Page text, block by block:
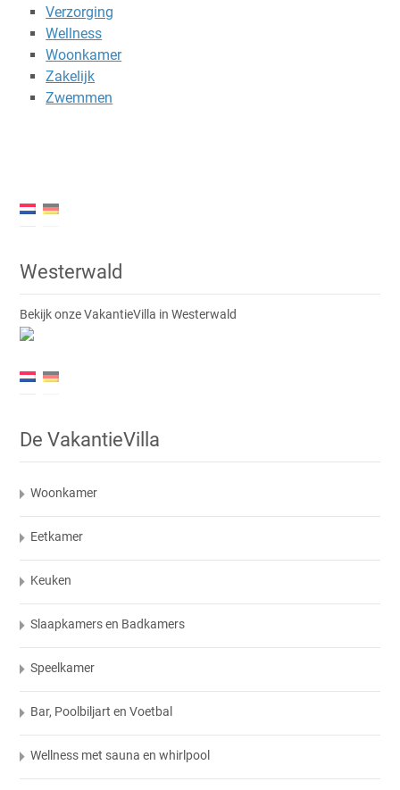
Verzorging
Wellness
Woonkamer
Zakelijk
Zwemmen
Westerwald
Bekijk onze VakantieVilla in Westerwald
De VakantieVilla
Woonkamer
Eetkamer
Keuken
Slaapkamers en Badkamers
Speelkamer
Bar, Poolbiljart en Voetbal
Wellness met sauna en whirlpool